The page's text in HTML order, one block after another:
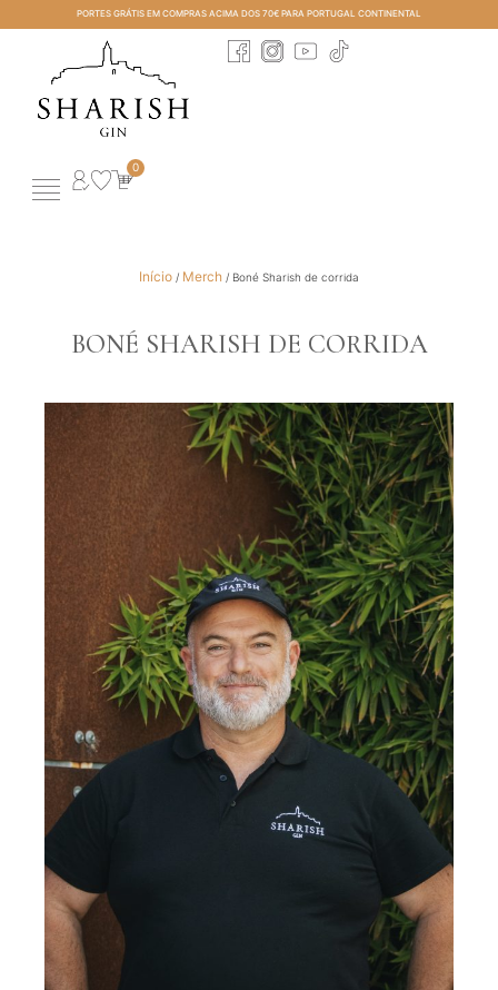
PORTES GRÁTIS EM COMPRAS ACIMA DOS 70€ PARA PORTUGAL CONTINENTAL
0
Início / Merch / Boné Sharish de corrida
BONÉ SHARISH DE CORRIDA